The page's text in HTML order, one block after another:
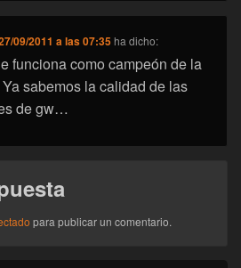
09/2011 a las 07:35 ha dicho:
funciona como campeón de la
sabemos la calidad de las
de gw…
para publicar un comentario.